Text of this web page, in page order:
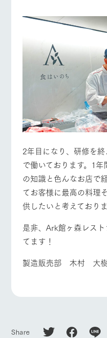
客様へ
お客様へ
お問い合
わせ・資 牧場内を巡る周
遊バスのご案内
個人情報取扱いについて
営業時間・料金
よくあるご質問
ペットをお連れの
2年目になり、研修を
で働いております。1
の知識と色んなお店で
てお客様に最高の料理
供したいと考えておりま
是非、Ark館ヶ森レス
てます！
製造販売部 木村 大
Share